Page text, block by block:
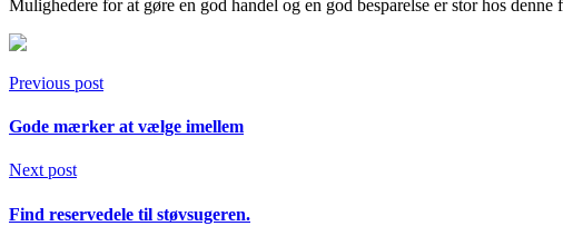
Mulighedere for at gøre en god handel og en god besparelse er stor hos denne
Previous post
Gode mærker at vælge imellem
Next post
Find reservedele til støvsugeren.